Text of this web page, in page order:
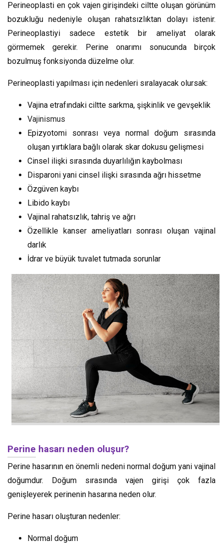
Perineoplasti en çok vajen girişindeki ciltte oluşan görünüm
bozukluğu nedeniyle oluşan rahatsızlıktan dolayı istenir.
Perineoplastiyi sadece estetik bir ameliyat olarak
görmemek gerekir. Perine onarımı sonucunda birçok
bozulmuş fonksiyonda düzelme olur.
Perineoplasti yapılması için nedenleri sıralayacak olursak:
Vajina etrafındaki ciltte sarkma, şişkinlik ve gevşeklik
Vajinismus
Epizyotomi sonrası veya normal doğum sırasında
oluşan yırtıklara bağlı olarak skar dokusu gelişmesi
Cinsel ilişki sırasında duyarlılığın kaybolması
Disparoni yani cinsel ilişki sırasında ağrı hissetme
Özgüven kaybı
Libido kaybı
Vajinal rahatsızlık, tahriş ve ağrı
Özellikle kanser ameliyatları sonrası oluşan vajinal
darlık
İdrar ve büyük tuvalet tutmada sorunlar
Perine hasarı neden oluşur?
Perine hasarının en önemli nedeni normal doğum yani vajinal
doğumdur. Doğum sırasında vajen girişi çok fazla
genişleyerek perinenin hasarına neden olur.
Perine hasarı oluşturan nedenler:
Normal doğum